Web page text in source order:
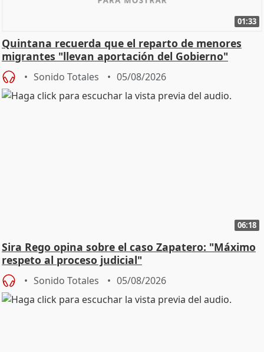
01:33
Quintana recuerda que el reparto de menores
migrantes "llevan aportación del Gobierno"
central
Sonido Totales 05/08/2026
06:18
Sira Rego opina sobre el caso Zapatero: "Máximo
respeto al proceso judicial"
Sonido Totales 05/08/2026